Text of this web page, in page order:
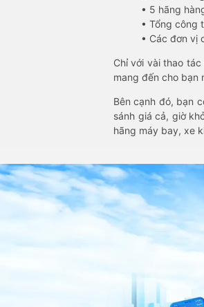
• 5 hãng
• Tổng công
• Các đơn vị
Chỉ với vài thao
mang đến cho bạn
Bên cạnh đó, bạn
sánh giá cả, giờ
hãng máy bay, xe